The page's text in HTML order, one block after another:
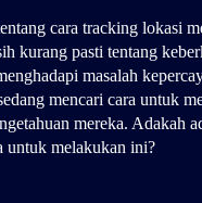
cara tracking lokasi
kurang pasti tentang
masalah
mencari cara untuk
mereka. Adakah
untuk melakukan ini?